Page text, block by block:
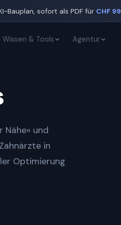
Bauplan, sofort als PDF für CHF 99
Wissen & Tools Agentur
Nähe» und
Zahnärzte in
Optimierung